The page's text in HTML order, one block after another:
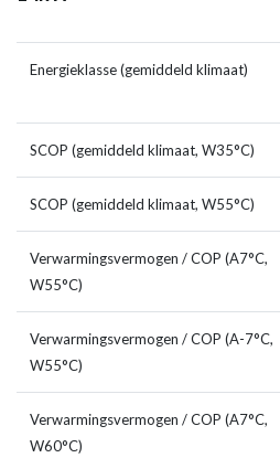
Energieklasse (gemiddeld klimaat)
SCOP (gemiddeld klimaat, W35°C)
SCOP (gemiddeld klimaat, W55°C)
Verwarmingsvermogen / COP (A7°C,
W55°C)
Verwarmingsvermogen / COP (A-7°C,
W55°C)
Verwarmingsvermogen / COP (A7°C,
W60°C)